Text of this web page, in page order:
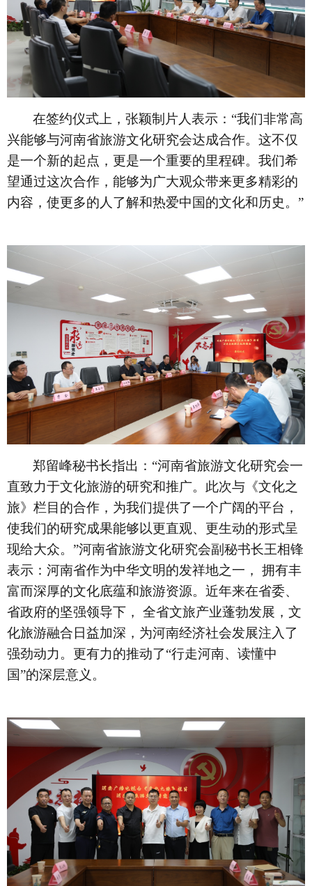
在签约仪式上，张颖制片人表示： “我们非常高
兴能够与河南省旅游文化研究会达成合作。这不仅
是一个新的起点，更是一个重要的里程碑。我们希
望通过这次合作，能够为广大观众带来更多精彩的
内容，使更多的人了解和热爱中国的文化和历史。”
郑留峰秘书长指出： “河南省旅游文化研究会一
直致力于文化旅游的研究和推广。此次与《文化之
旅》栏目的合作，为我们提供了一个广阔的平台，
使我们的研究成果能够以更直观、更生动的形式呈
现给大众。”河南省旅游文化研究会副秘书长王相锋
表示：河南省作为中华文明的发祥地之一， 拥有丰
富而深厚的文化底蕴和旅游资源。近年来在省委、
省政府的坚强领导下， 全省文旅产业蓬勃发展，文
化旅游融合日益加深，为河南经济社会发展注入了
强劲动力。更有力的推动了“行走河南、读懂中
国”的深层意义。